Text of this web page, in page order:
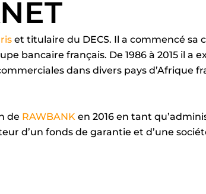
et titulaire du DECS. Il a commencé sa
bancaire français. De 1986 à 2015 il a
dans divers pays d’Afrique
de RAWBANKen 2016 en tant
d’un fonds de garantie et d’une